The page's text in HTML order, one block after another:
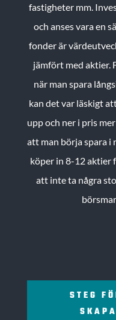
fastigheter mm.
och anses vara en
fonder är
jämfört med aktier.
när man spara
kan det var läskigt
upp och ner i pris
att man börja spara i
köper in 8-12 aktier
att inte ta några
STEG